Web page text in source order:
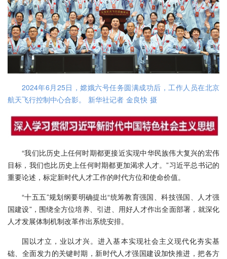
2024年6月25日，嫦娥六号任务圆满成功后，工作人员在北京
航天飞行控制中心合影。 新华社记者 金良快 摄
“我们比历史上任何时期都更接近实现中华民族伟大复兴的宏伟
目标，我们也比历史上任何时期都更加渴求人才。”习近平总书记的
重要论述，标定新时代人才工作的时代方位和使命价值。
“十五五”规划纲要明确提出“统筹教育强国、科技强国、人才强
国建设”，围绕全方位培养、引进、用好人才作出全面部署，就深化
人才发展体制机制改革作出系统安排。
国以才立，业以才兴。进入基本实现社会主义现代化夯实基
础、全面发力的关键时期，新时代人才强国建设加快推进，把各方